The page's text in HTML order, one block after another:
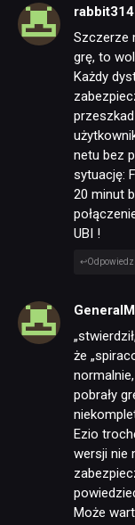
rabbit314
Szczerze
grę, to
Każdy
netu bez
sytuację:
20 minut
UBI !
Odpowiedz
że
pobrały
Ezio
wersji nie
Może